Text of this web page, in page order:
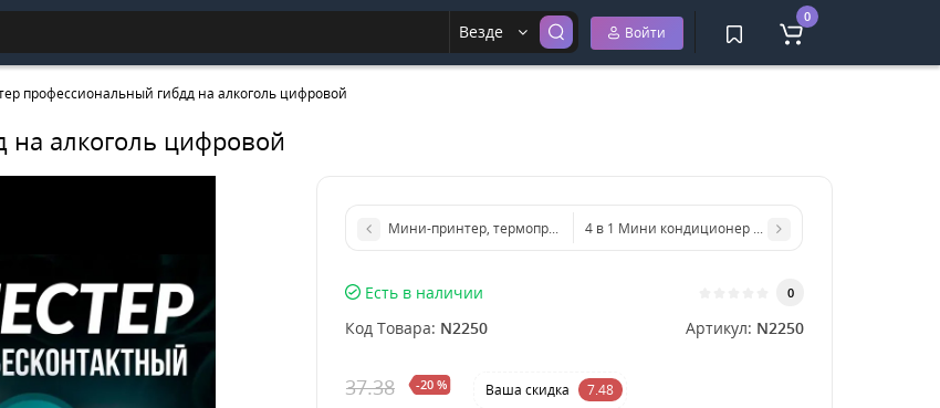
Везде Войти
0
профессиональный гибдд на алкоголь цифровой
на алкоголь цифровой
Мини-принтер, термопринтер мгновенной печати котик, портативный,
4 в 1 Мини кондиционер увлажнитель (настольный
Есть в наличии 0
Код Товара: N2250 Артикул: N2250
37.38 -20 % Ваша cкидка 7.48